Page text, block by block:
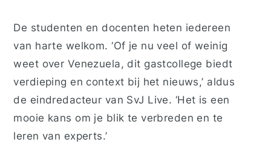
De studenten en docenten heten iedereen
van harte welkom. ‘Of je nu veel of weinig
weet over Venezuela, dit gastcollege biedt
verdieping en context bij het nieuws,’ aldus
de eindredacteur van SvJ Live. ‘Het is een
mooie kans om je blik te verbreden en te
leren van experts.’